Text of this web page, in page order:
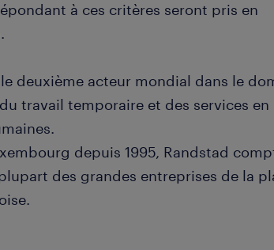
à ces critères seront pris en
deuxième acteur mondial dans le
travail temporaire et des services en
depuis 1995, Randstad
des grandes entreprises de la